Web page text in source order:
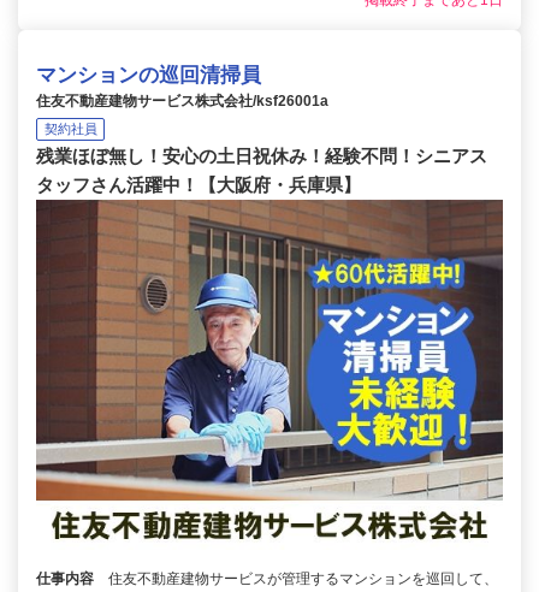
マンションの巡回清掃員
住友不動産建物サービス株式会社/ksf26001a
契約社員
残業ほぼ無し！安心の土日祝休み！経験不問！シニアス
タッフさん活躍中！【大阪府・兵庫県】
仕事内容
住友不動産建物サービスが管理するマンションを巡回して、